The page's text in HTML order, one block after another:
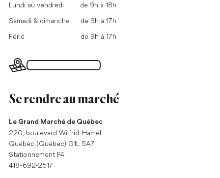
Lundi au vendredi
de 9h à 18h
Samedi & dimanche
de 9h à 17h
Férié
de 9h à 17h
Plan du Grand Marché
Se rendre au marché
Le Grand Marché de Québec
220, boulevard Wilfrid-Hamel
Québec (Québec) G1L 5A7
Stationnement P4
418-692-2517